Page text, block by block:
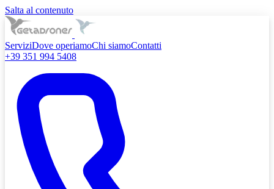
Salta al contenuto
ServiziDove operiamoChi siamoContatti
+39 351 994 5408